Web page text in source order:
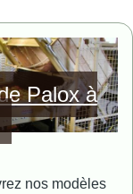
Palox à
nos modèles